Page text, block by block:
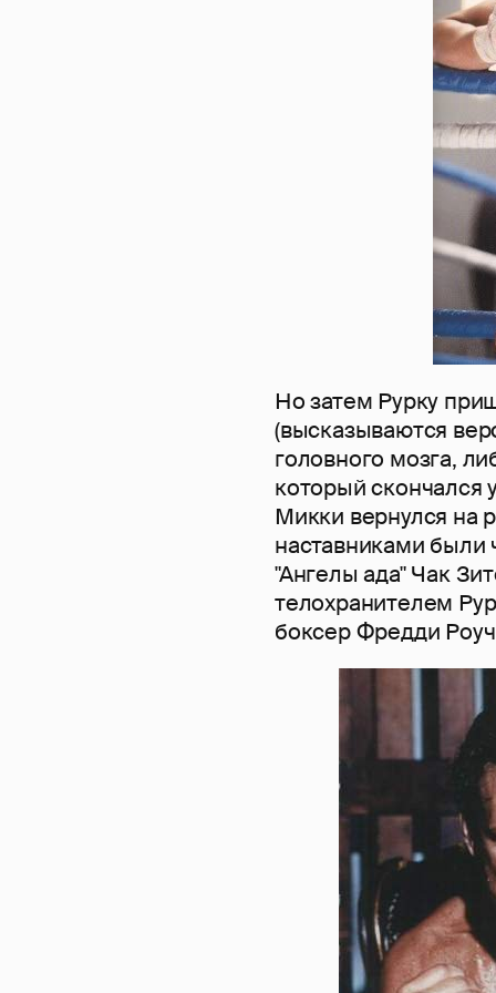
Но затем Рурку
(высказываются
головного мозга,
который скончался
Микки вернулся на
наставниками были
"Ангелы ада" Чак
телохранителем
боксер Фредди